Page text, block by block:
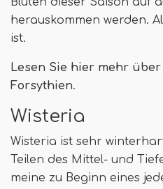
herauskommen werden.
ist.
Lesen Sie hier mehr
Forsythien.
Wisteria
Wisteria ist sehr
Teilen des Mittel- und
meine zu Beginn eines